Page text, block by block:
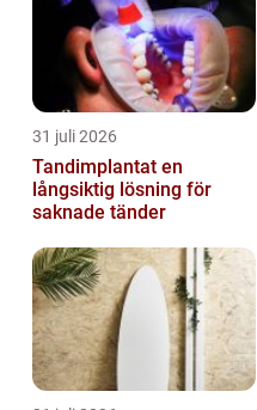
31 juli 2026
Tandimplantat en
långsiktig lösning för
saknade tänder